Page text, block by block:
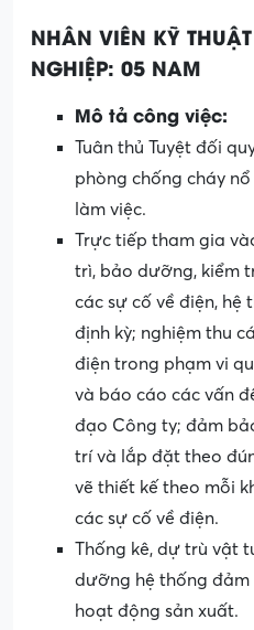
NHÂN VIÊN KỸ
NGHIỆP: 05 NAM
Mô tả công việc:
Tuân thủ Tuyệt đối
phòng chống cháy
làm việc.
Trực tiếp tham gia
trì, bảo dưỡng, kiểm
các sự cố về điện, hệ
định kỳ; nghiệm thu
điện trong phạm vi
và báo cáo các vấn
đạo Công ty; đảm
trí và lắp đặt theo
vẽ thiết kế theo mỗi
các sự cố về điện.
Thống kê, dự trù vật
dưỡng hệ thống
hoạt động sản xuất.